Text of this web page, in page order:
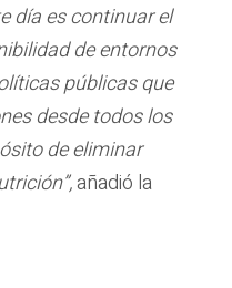
día es continuar el
de entornos
públicas que
desde todos los
de eliminar
añadió la